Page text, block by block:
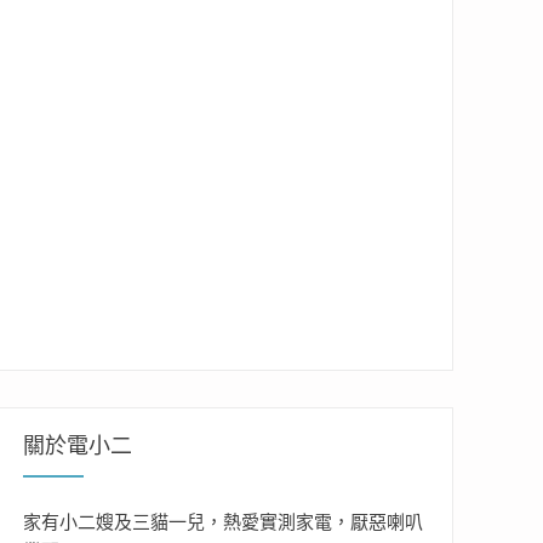
關於電小二
家有小二嫂及三貓一兒，熱愛實測家電，厭惡喇叭